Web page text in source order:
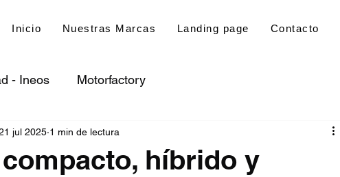
Inicio Nuestras Marcas Landing page Contacto
- Ineos Motorfactory
híbrido y
jul 2025 1 min de lectura